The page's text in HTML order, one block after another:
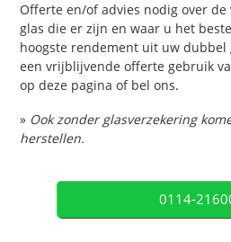
Offerte en/of advies nodig over
glas die er zijn en waar u het
hoogste rendement uit uw dubbel
een vrijblijvende offerte gebruik
op deze pagina of bel ons.
» Ook zonder glasverzekering
herstellen.
0114-